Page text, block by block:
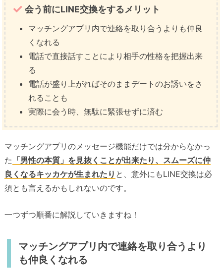
会う前にLINE交換をするメリット
マッチングアプリ内で連絡を取り合うよりも仲良
くなれる
電話で直接話すことにより相手の性格を把握出来
る
電話が盛り上がればそのままデートのお誘いをさ
れることも
実際に会う時、無駄に緊張せずに済む
マッチングアプリのメッセージ機能だけでは分からなかっ
た 「男性の本質」を見抜くことが出来たり、スムーズに仲
良くなるキッカケが生まれたり と、意外にもLINE交換は必
須とも言えるかもしれないのです。
一つずつ順番に解説していきますね！
マッチングアプリ内で連絡を取り合うより
も仲良くなれる